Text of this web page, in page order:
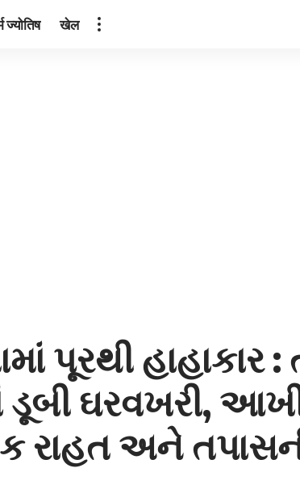
ज्योतिष खेल
પૂરથી હાહાકાર
ડૂબી ઘરવખરી,
રાહત અને